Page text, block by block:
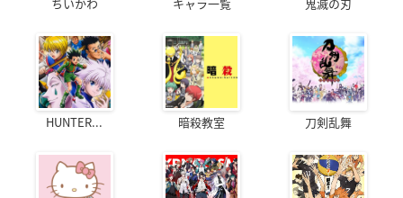
HUNTER... 暗殺教室 刀剣乱舞